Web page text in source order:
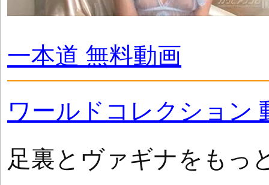
一本道 無料動画
ワールドコレクション
足裏とヴァギナをもっ